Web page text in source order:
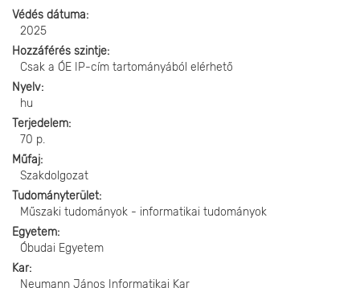
Védés dátuma
2025
Hozzáférés szintje
Csak a ÓE IP-cím tartományából elérhető
Nyelv
hu
Terjedelem
70 p.
Műfaj
Szakdolgozat
Tudományterület
Műszaki tudományok - informatikai tudományok
Egyetem
Óbudai Egyetem
Kar
Neumann János Informatikai Kar